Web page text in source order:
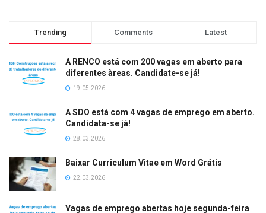
Trending Comments Latest
A RENCO está com 200 vagas em aberto para
diferentes àreas. Candidate-se já!
19.05.2026
A SDO está com 4 vagas de emprego em aberto.
Candidata-se já!
28.03.2026
Baixar Curriculum Vitae em Word Grátis
22.03.2026
Vagas de emprego abertas hoje segunda-feira